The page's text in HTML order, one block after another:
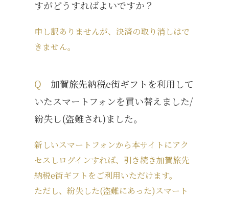
すがどうすればよいですか？
申し訳ありませんが、決済の取り消しはで
きません。
Q 加賀旅先納税e街ギフトを利用して
いたスマートフォンを買い替えました/
紛失し(盗難され)ました。
新しいスマートフォンから本サイトにアク
セスしログインすれば、引き続き加賀旅先
納税e街ギフトをご利用いただけます。
ただし、紛失した(盗難にあった)スマート